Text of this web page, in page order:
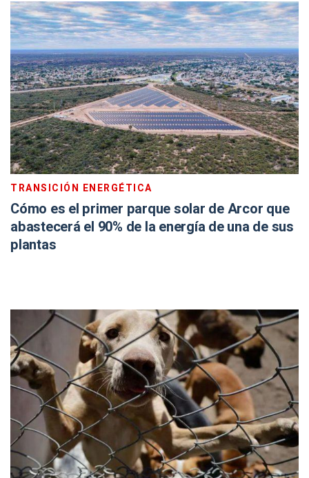
TRANSICIÓN ENERGÉTICA
Cómo es el primer parque solar de Arcor que
abastecerá el 90% de la energía de una de sus
plantas